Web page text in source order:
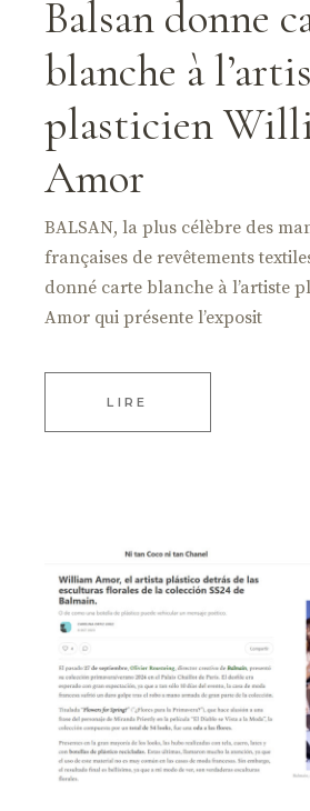
Balsan donne
blanche à
plasticien
Amor
BALSAN, la plus célèbre des
françaises de revêtements
donné carte blanche à l’artiste
Amor qui présente l’exposit
LIRE